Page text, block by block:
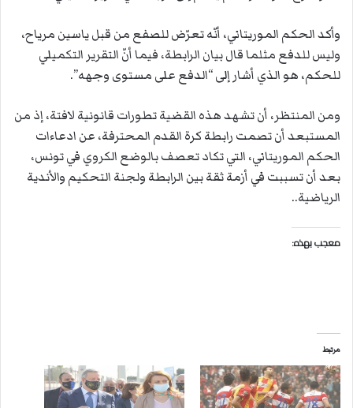
وأكد الحكم الموريتاني، أنّه تعرّض للصفع من قبل ياسين مرياح،
وليس للدفع مثلما قال بيان الرابطة، فيما أنّ التقرير التكميلي
للحكم، هو الذي أشار إلى “الدفع على مستوى وجهه”.
ومن المنتظر، أن تشهد هذه القضية تطورات قانونية لافتة، إذ من
المستبعد أن تصمت رابطة كرة القدم المحترفة، عن ادعاءات
الحكم الموريتاني، التي تكاد تعصف بالوضع الكروي في تونس،
بعد أن تسببت في أزمة ثقة بين الرابطة ولجنة التحكيم والأندية
الرياضية..
معجب بهذه:
مرتبط